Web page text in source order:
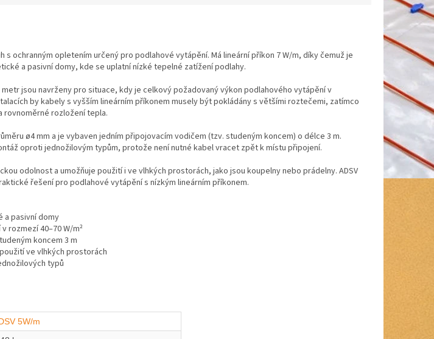
s ochranným opletením určený pro podlahové vytápění. Má lineární příkon 7 W/m, díky čemuž je
a pasivní domy, kde se uplatní nízké tepelné zatížení podlahy.
jsou navrženy pro situace, kdy je celkový požadovaný výkon podlahového vytápění v
by kabely s vyšším lineárním příkonem musely být pokládány s většími roztečemi, zatímco
rovnoměrné rozložení tepla.
ø4 mm a je vybaven jedním připojovacím vodičem (tzv. studeným koncem) o délce 3 m.
oproti jednožilovým typům, protože není nutné kabel vracet zpět k místu připojení.
odolnost a umožňuje použití i ve vlhkých prostorách, jako jsou koupelny nebo prádelny. ADSV
řešení pro podlahové vytápění s nízkým lineárním příkonem.
a pasivní domy
rozmezí 40–70 W/m²
koncem 3 m
ve vlhkých prostorách
typů
5W/m